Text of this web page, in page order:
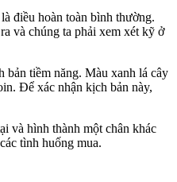
điều hoàn toàn bình thường.
và chúng ta phải xem xét kỹ ở
tiềm năng. Màu xanh lá cây
Để xác nhận kịch bản này,
và hình thành một chân khác
tình huống mua.